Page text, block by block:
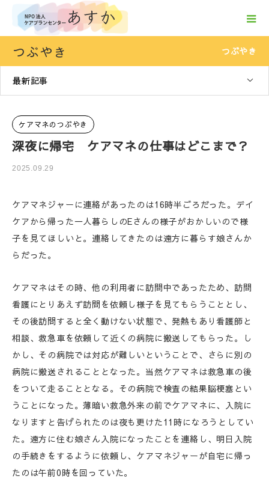
つぶやき つぶやき
最新記事
ケアマネのつぶやき
深夜に帰宅 ケアマネの仕事はどこまで？
2025.09.29
ケアマネジャーに連絡があったのは16時半ごろだった。デイ
ケアから帰った一人暮らしのEさんの様子がおかしいので様
子を見てほしいと。連絡してきたのは遠方に暮らす娘さんか
らだった。
ケアマネはその時、他の利用者に訪問中であったため、訪問
看護にとりあえず訪問を依頼し様子を見てもらうこととし、
その後訪問すると全く動けない状態で、発熱もあり看護師と
相談、救急車を依頼して近くの病院に搬送してもらった。し
かし、その病院では対応が難しいということで、さらに別の
病院に搬送されることとなった。当然ケアマネは救急車の後
をついて走ることとなる。その病院で検査の結果脳梗塞とい
うことになった。薄暗い救急外来の前でケアマネに、入院に
なりますと告げられたのは夜も更けた11時になろうとしてい
た。遠方に住む娘さん入院になったことを連絡し、明日入院
の手続きをするように依頼し、ケアマネジャーが自宅に帰っ
たのは午前0時を回っていた。